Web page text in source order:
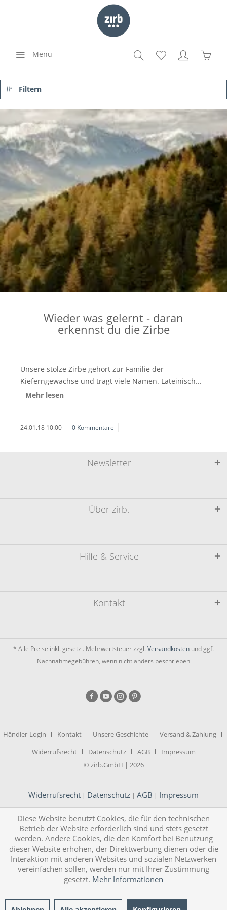
Menü
Filtern
Wieder was gelernt - daran
erkennst du die Zirbe
Unsere stolze Zirbe gehört zur Familie der
Kieferngewächse und trägt viele Namen. Lateinisch...
Mehr lesen
24.01.18 10:00 0 Kommentare
Kontakt
Hilfe & Service
Über zirb.
Newsletter
* Alle Preise inkl. gesetzl. Mehrwertsteuer zzgl. Versandkosten und ggf.
Nachnahmegebühren, wenn nicht anders beschrieben
Händler-Login Kontakt Unsere Geschichte
Versand & Zahlung
Widerrufsrecht
Datenschutz AGB
Impressum
© zirb.GmbH | 2026
Widerrufsrecht | Datenschutz | AGB | Impressum
Diese Website benutzt Cookies, die für den technischen
Betrieb der Website erforderlich sind und stets gesetzt
werden. Andere Cookies, die den Komfort bei Benutzung
dieser Website erhöhen, der Direktwerbung dienen oder die
Interaktion mit anderen Websites und sozialen Netzwerken
vereinfachen sollen, werden nur mit Ihrer Zustimmung
gesetzt. Mehr Informationen